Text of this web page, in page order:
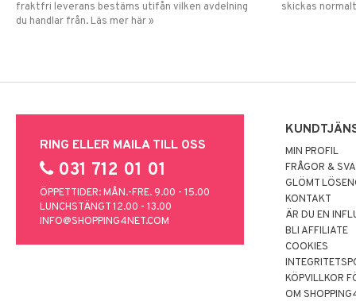
fraktfri leverans bestäms utifån vilken avdelning
du handlar från. Läs mer här »
skickas
RING ELLER MAILA TILL OSS
031 712 01 01
ÖPPETTIDER: MÅN.-FRE. 9.00 - 15.00
LUNCHSTÄNGT 12.00 - 13.00
INFO@SHOPPING4NET.COM
MIN PROFIL
FRÅGOR &
GLÖMT
KONTAKT
ÄR DU EN
BLI AFFILIATE
COOKIES
KÖPVILLKOR
OM